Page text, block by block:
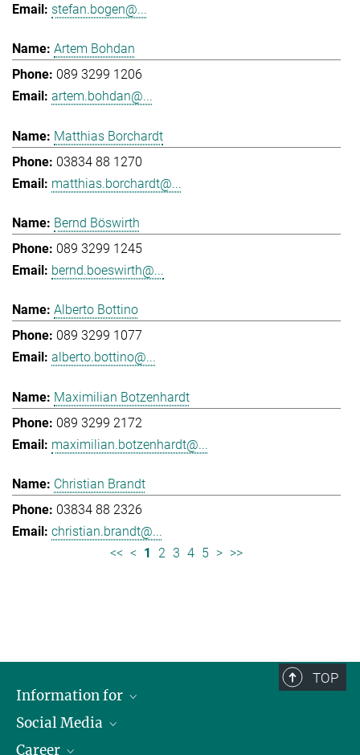
stefan.bogen@...
Artem Bohdan
089 3299 1206
artem.bohdan@...
Matthias Borchardt
03834 88 1270
matthias.borchardt@...
Bernd Böswirth
089 3299 1245
bernd.boeswirth@...
Alberto Bottino
089 3299 1077
alberto.bottino@...
Maximilian Botzenhardt
089 3299 2172
maximilian.botzenhardt@...
Christian Brandt
03834 88 2326
christian.brandt@...
<< < 1 2 3 4 5 > >>
TOP
Information for
Journalists
School
Social Media
LinkedIn
Career